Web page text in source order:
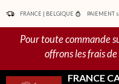
contenu
FRANCE | BELGIQUE PAIEMENT
Pour toute commande
offrons les frais
FRANCE